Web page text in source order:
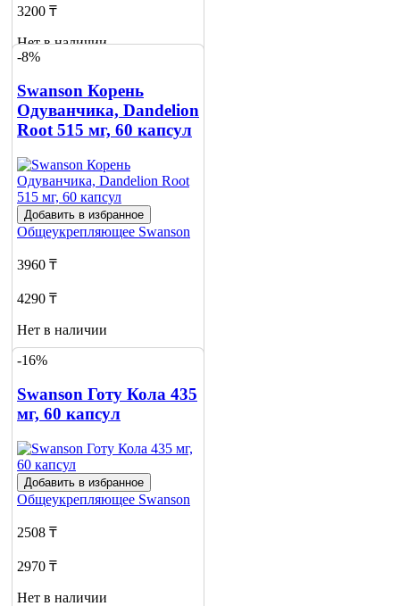
3200 ₸
Нет в наличии
о наличии
1
-8%
Swanson Корень
Одуванчика, Dandelion
Root 515 мг, 60 капсул
Добавить в избранное
Общеукрепляющее Swanson
3960 ₸
4290 ₸
Нет в наличии
Сообщить
1
-16%
Swanson Готу Кола 435
мг, 60 капсул
Добавить в избранное
Общеукрепляющее Swanson
2508 ₸
2970 ₸
Нет в наличии